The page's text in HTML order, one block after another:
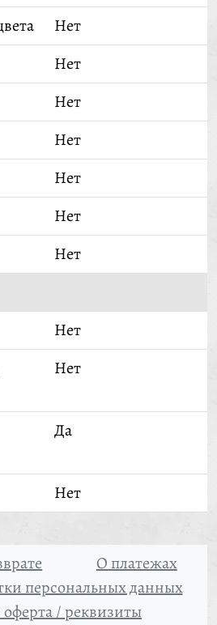
Нет
Нет
Нет
Нет
Нет
Нет
Нет
Нет
Нет
Да
Нет
О платежах
персональных данных
/ реквизиты